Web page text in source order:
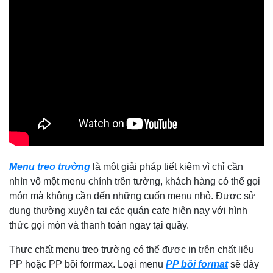
Menu treo trường là một giải pháp tiết kiệm vì chỉ cần
nhìn vô một menu chính trên tường, khách hàng có thể gọi
món mà không cần đến những cuốn menu nhỏ. Được sử
dụng thường xuyên tại các quán cafe hiện nay với hình
thức gọi món và thanh toán ngay tại quầy.
Thực chất menu treo trường có thể được in trên chất liệu
PP hoặc PP bồi forrmax. Loại menu PP bồi formatsẽ dày